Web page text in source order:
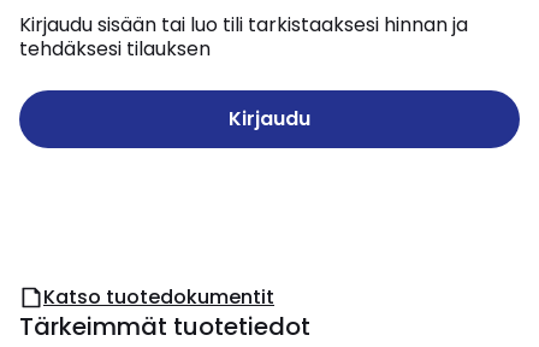
Kirjaudu sisään tai luo tili tarkistaaksesi hinnan ja
tehdäksesi tilauksen
Kirjaudu
Katso tuotedokumentit
Tärkeimmät tuotetiedot